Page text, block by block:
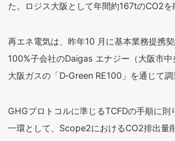
た。ロジス大阪として年間約167tのCO2を
再エネ電気は、昨年10 月に基本業務提携
100%子会社のDaigas エナジー（大阪市中
大阪ガスの「D‐Green RE100」を通じて調
GHGプロトコルに準じるTCFDの手順に則
一環として、Scope2におけるCO2排出量